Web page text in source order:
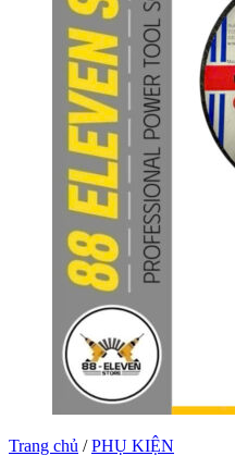
Trang chủ / PHỤ KIỆN